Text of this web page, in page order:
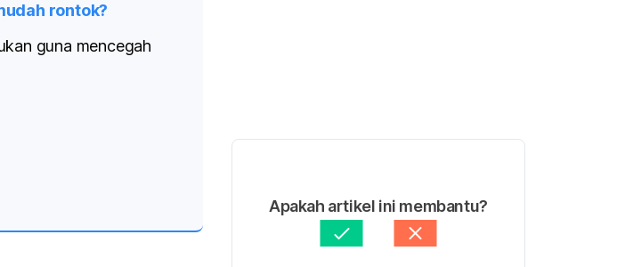
rontok?
guna mencegah
Apakah artikel ini membantu?